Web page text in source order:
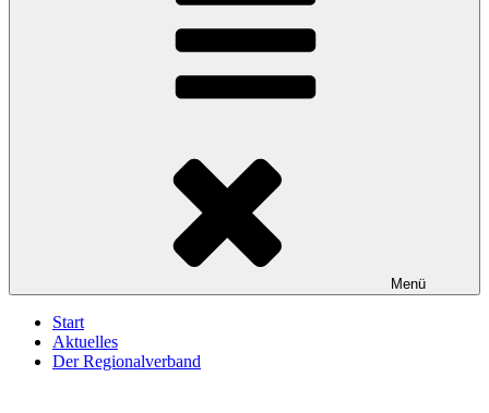
Menü
Start
Aktuelles
Der Regionalverband